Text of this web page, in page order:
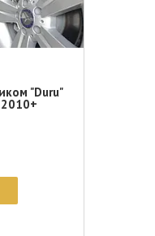
"Duru"